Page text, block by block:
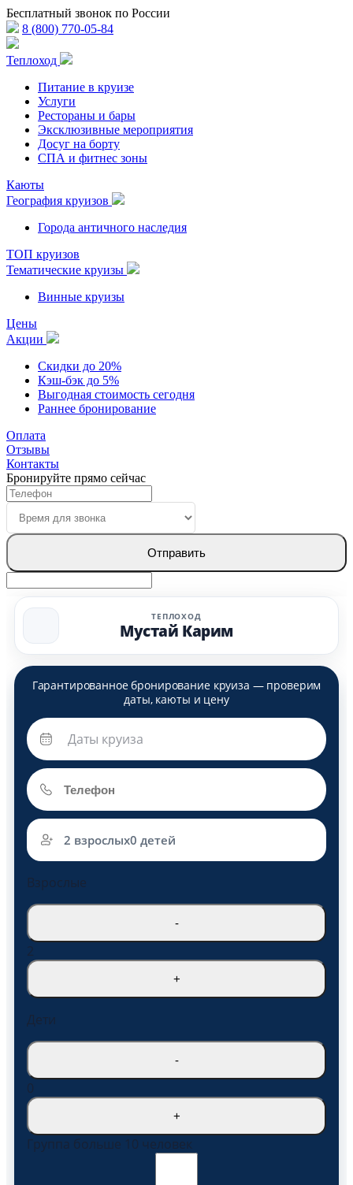
Бесплатный звонок по России
8 (800) 770-05-84
Теплоход
Питание в круизе
Услуги
Рестораны и бары
Эксклюзивные мероприятия
Досуг на борту
СПА и фитнес зоны
Каюты
География круизов
Города античного наследия
ТОП круизов
Тематические круизы
Винные круизы
Цены
Акции
Скидки до 20%
Кэш-бэк до 5%
Выгодная стоимость сегодня
Раннее бронирование
Оплата
Отзывы
Контакты
Бронируйте прямо сейчас
Отправить
2 взрослых0 детей
Взрослые
-
2
+
Дети
-
0
+
Группа больше 10 человек